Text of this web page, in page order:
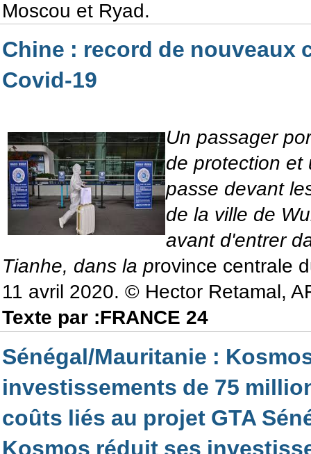
Moscou et Ryad.
Chine : record de nouveaux
Covid-19
Un passager
de protection et
passe devant
de la ville de
avant d'entrer
Tianhe, dans la province centrale
11 avril 2020. © Hector Retamal,
Texte par :FRANCE 24
Sénégal/Mauritanie :
investissements de 75
coûts liés au projet GTA
Kosmos réduit ses